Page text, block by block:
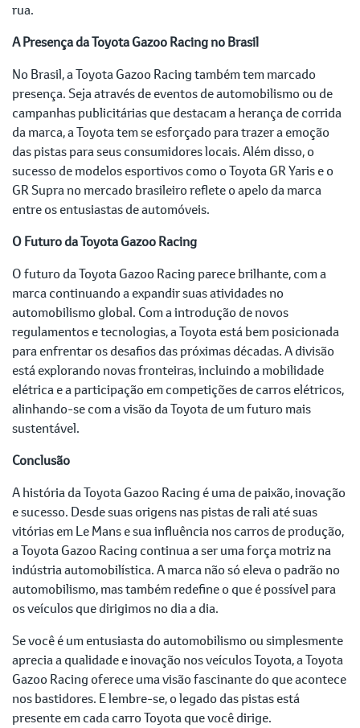
rua.
A Presença da Toyota Gazoo Racing no Brasil
No Brasil, a Toyota Gazoo Racing também tem marcado
presença. Seja através de eventos de automobilismo ou de
campanhas publicitárias que destacam a herança de corrida
da marca, a Toyota tem se esforçado para trazer a emoção
das pistas para seus consumidores locais. Além disso, o
sucesso de modelos esportivos como o Toyota GR Yaris e o
GR Supra no mercado brasileiro reflete o apelo da marca
entre os entusiastas de automóveis.
O Futuro da Toyota Gazoo Racing
O futuro da Toyota Gazoo Racing parece brilhante, com a
marca continuando a expandir suas atividades no
automobilismo global. Com a introdução de novos
regulamentos e tecnologias, a Toyota está bem posicionada
para enfrentar os desafios das próximas décadas. A divisão
está explorando novas fronteiras, incluindo a mobilidade
elétrica e a participação em competições de carros elétricos,
alinhando-se com a visão da Toyota de um futuro mais
sustentável.
Conclusão
A história da Toyota Gazoo Racing é uma de paixão, inovação
e sucesso. Desde suas origens nas pistas de rali até suas
vitórias em Le Mans e sua influência nos carros de produção,
a Toyota Gazoo Racing continua a ser uma força motriz na
indústria automobilística. A marca não só eleva o padrão no
automobilismo, mas também redefine o que é possível para
os veículos que dirigimos no dia a dia.
Se você é um entusiasta do automobilismo ou simplesmente
aprecia a qualidade e inovação nos veículos Toyota, a Toyota
Gazoo Racing oferece uma visão fascinante do que acontece
nos bastidores. E lembre-se, o legado das pistas está
presente em cada carro Toyota que você dirige.